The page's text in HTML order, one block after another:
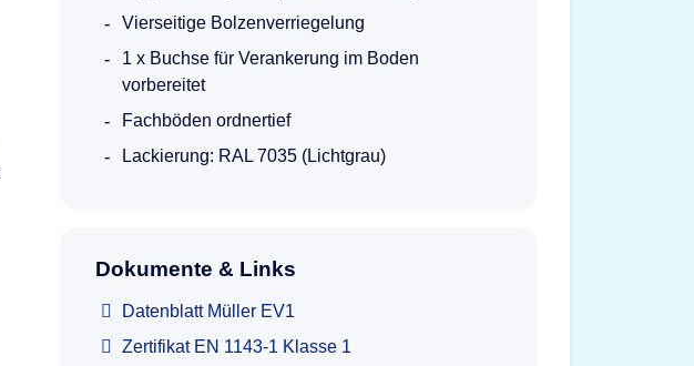
Vierseitige Bolzenverriegelung
1 x Buchse für Verankerung im Boden
vorbereitet
Fachböden ordnertief
Lackierung: RAL 7035 (Lichtgrau)
Dokumente & Links
Datenblatt Müller EV1
Zertifikat EN 1143-1 Klasse 1